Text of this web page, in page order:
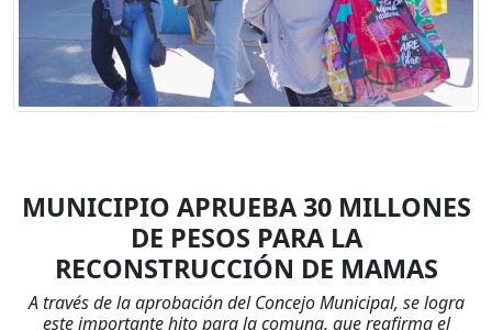
MUNICIPIO APRUEBA 30 MILLONES
DE PESOS PARA LA
RECONSTRUCCIÓN DE MAMAS
A través de la aprobación del Concejo Municipal, se logra
este importante hito para la comuna, que reafirma el